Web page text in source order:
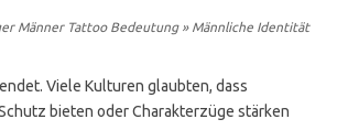
Männer Tattoo Bedeutung » Männliche Identität
Viele Kulturen glaubten, dass
bieten oder Charakterzüge stärken